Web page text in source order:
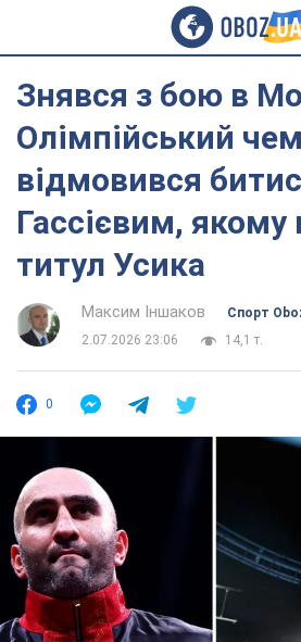
Знявся з бою в
Олімпійський
відмовився
Гассієвим, якому
титул Усика
Максим Іншаков
Спорт
2.07.2026 23:06
14,1 т.
0